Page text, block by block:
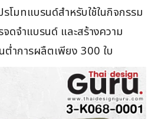
โมทแบรนด์สำหรับใช้ในกิจกรรม
ดจำแบรนด์ และสร้างความ
ำการผลืตเพียง 300 ใบ